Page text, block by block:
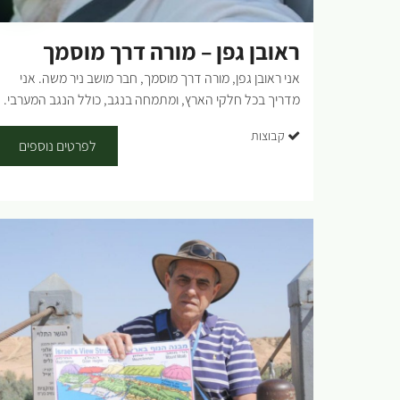
רחב של טעימות יין ומטעמים מקומיים...
ראובן גפן – מורה דרך מוסמך
אני ראובן גפן, מורה דרך מוסמך, חבר מושב ניר משה. אני
מדריך בכל חלקי הארץ, ומתמחה בנגב, כולל הנגב המערבי.
קבוצות גדולות וקטנות ויכול לקחת קבוצה של עד 6 בטויוטה
קבוצות
לפרטים נוספים